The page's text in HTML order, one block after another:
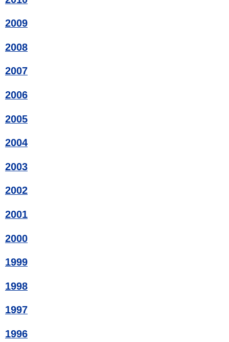
2009
2008
2007
2006
2005
2004
2003
2002
2001
2000
1999
1998
1997
1996